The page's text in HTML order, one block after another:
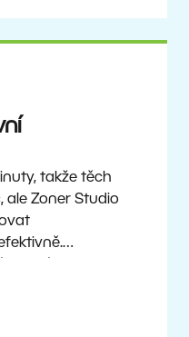
takže těch
ale Zoner Studio
dobré výstupy